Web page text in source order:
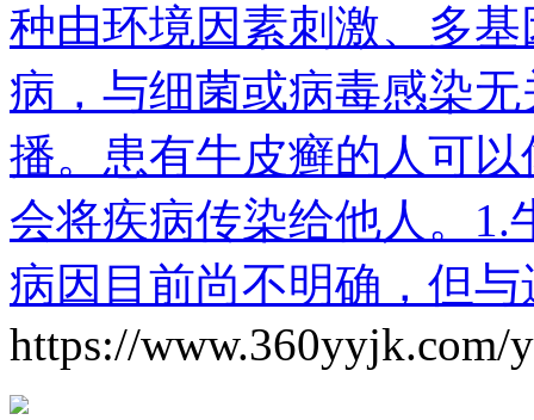
种由环境因素刺激、多
病，与细菌或病毒感染
播。患有牛皮癣的人可
会将疾病传染给他人。
病因目前尚不明确，但
https://www.360yyjk.com/